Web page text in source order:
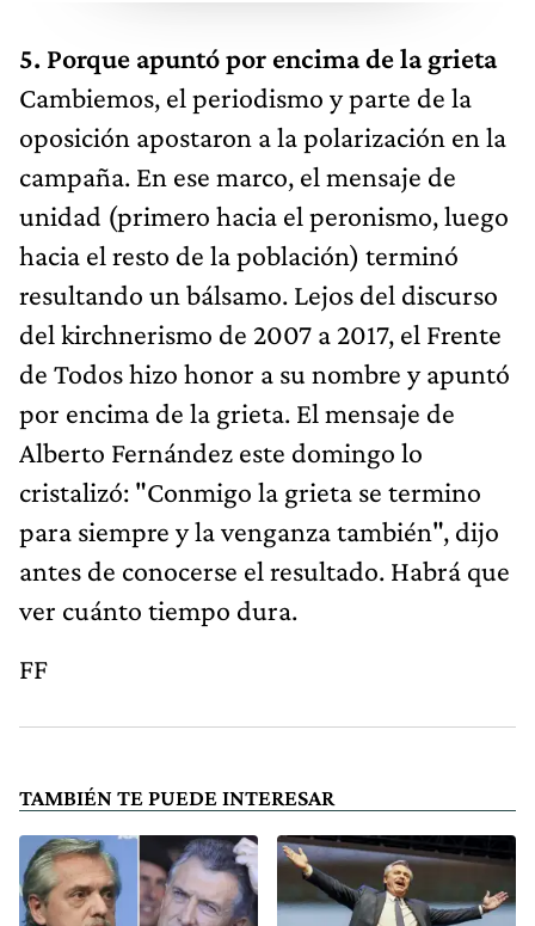
5. Porque apuntó por encima de la grieta​​
Cambiemos, el periodismo y parte de la
oposición apostaron a la polarización en la
campaña. En ese marco, el mensaje de
unidad (primero hacia el peronismo, luego
hacia el resto de la población) terminó
resultando un bálsamo. Lejos del discurso
del kirchnerismo de 2007 a 2017, el Frente
de Todos hizo honor a su nombre y apuntó
por encima de la grieta. El mensaje de
Alberto Fernández este domingo lo
cristalizó: "Conmigo la grieta se termino
para siempre y la venganza también", dijo
antes de conocerse el resultado. Habrá que
ver cuánto tiempo dura.
FF
TAMBIÉN TE PUEDE INTERESAR